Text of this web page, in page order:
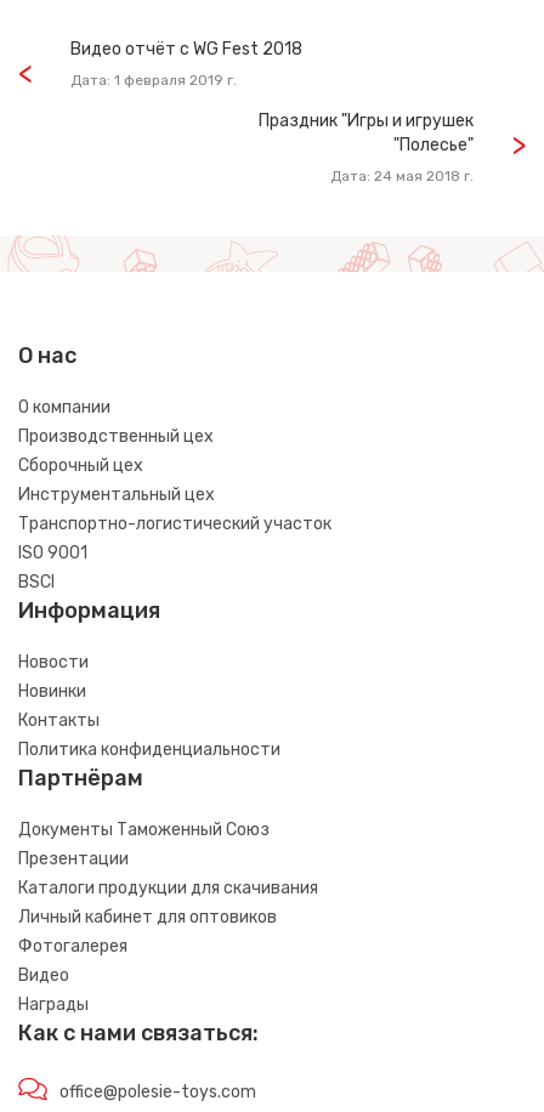
Видео отчёт с WG Fest 2018
Дата: 1 февраля 2019 г.
Праздник "Игры и игрушек
"Полесье"
Дата: 24 мая 2018 г.
О нас
О компании
Производственный цех
Сборочный цех
Инструментальный цех
Транспортно-логистический участок
ISO 9001
BSCI
Информация
Новости
Новинки
Контакты
Политика конфиденциальности
Партнёрам
Документы Таможенный Союз
Презентации
Каталоги продукции для скачивания
Личный кабинет для оптовиков
Фотогалерея
Видео
Награды
Как с нами связаться:
office@polesie-toys.com